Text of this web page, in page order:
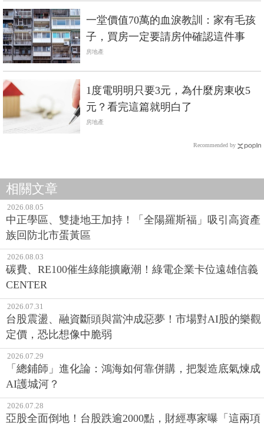
一堂價值70萬的血淚教訓：家有毛孩
子，買房一定要請房仲確認這件事
房地產
1度電明明只要3元，為什麼房東收5
元？看完這篇就明白了
房地產
Recommended by
相關文章
2026.08.05
中正學區、雙捷地王加持！「全陽羅斯福」吸引高資產
族回防北市蛋黃區
2026.08.03
碳費、RE100催生綠能擴廠潮！綠電企業卡位遠雄信義
CENTER
2026.07.31
台股震盪、融資斷頭與當沖成惡夢！市場對AI股的樂觀
定價，恐比想像中脆弱
2026.07.29
「總鋪師」進化論：鴻海如何靠併購，把製造底氣煉成
AI護城河？
2026.07.28
亞股全面倒地！台股跌逾2000點，財經專家曝「這兩項